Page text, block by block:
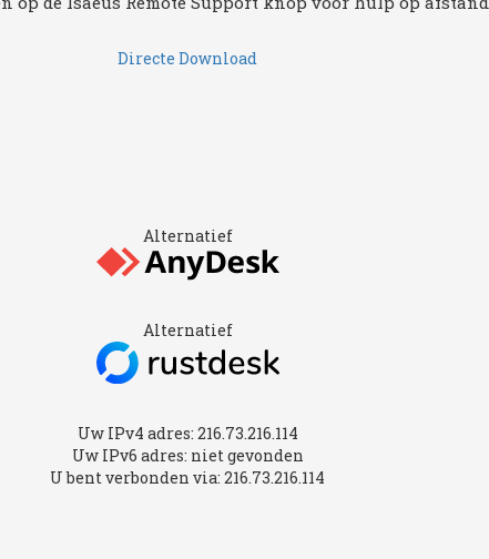
Directe Download
Alternatief
Alternatief
Uw IPv4 adres: 216.73.216.114
Uw IPv6 adres: niet gevonden
U bent verbonden via: 216.73.216.114